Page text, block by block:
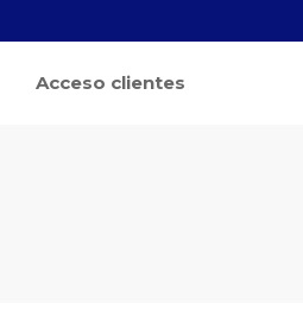
Acceso clientes